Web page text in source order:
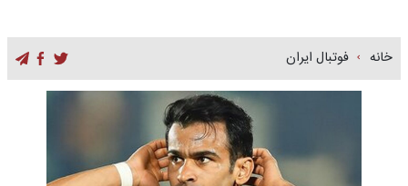
خانه فوتبال ایران